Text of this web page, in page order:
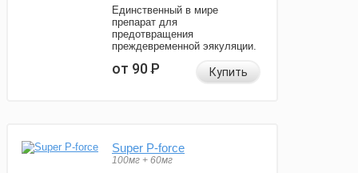
Единственный в мире
препарат для
предотвращения
преждевременной эякуляции.
от 90Р Купить
Super P-force
100мг + 60мг